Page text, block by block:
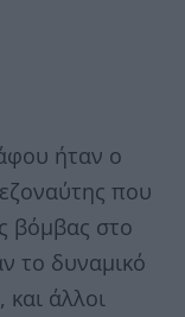
ήταν ο
που
βόμβας στο
το δυναμικό
άλλοι